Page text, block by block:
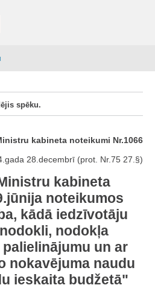
spēku.
kabineta noteikumi Nr.1066
28.decembrī (prot. Nr.75 27.§)
kabineta
noteikumos
kādā iedzīvotāju
nodokļa
un ar
nokavējuma naudu
ieskaita budžetā"